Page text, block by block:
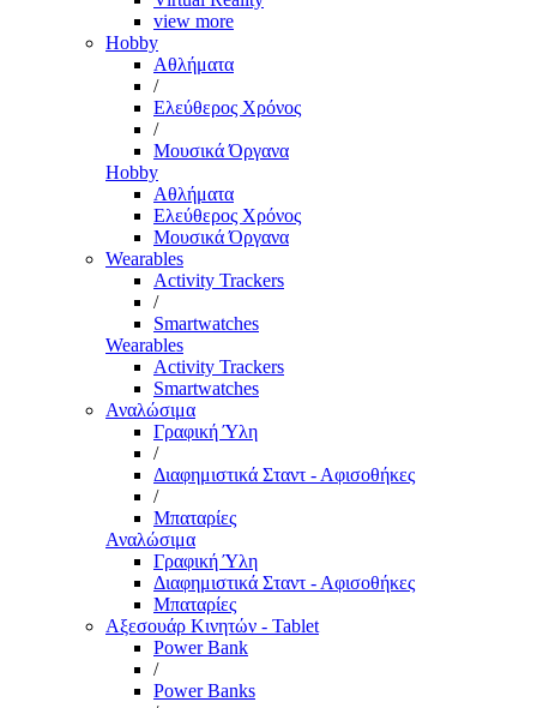
view more
Hobby
Αθλήματα
/
Ελεύθερος Χρόνος
/
Μουσικά Όργανα
Hobby
Αθλήματα
Ελεύθερος Χρόνος
Μουσικά Όργανα
Wearables
Activity Trackers
/
Smartwatches
Wearables
Activity Trackers
Smartwatches
Αναλώσιμα
Γραφική Ύλη
/
Διαφημιστικά Σταντ - Αφισοθήκες
/
Μπαταρίες
Αναλώσιμα
Γραφική Ύλη
Διαφημιστικά Σταντ - Αφισοθήκες
Μπαταρίες
Αξεσουάρ Κινητών - Tablet
Power Bank
/
Power Banks